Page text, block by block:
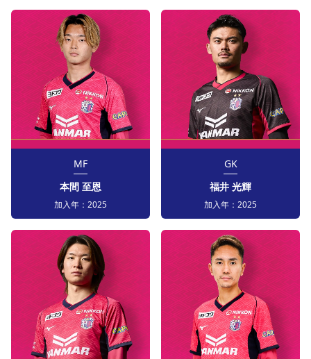
MF
本間 至恩
加入年： 2025
GK
福井 光輝
加入年： 2025